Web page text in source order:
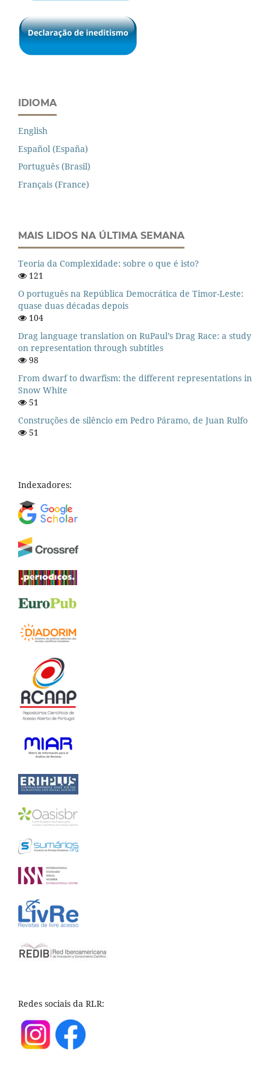
IDIOMA
English
Español (España)
Português (Brasil)
Français (France)
MAIS LIDOS NA ÚLTIMA SEMANA
Teoria da Complexidade: sobre o que é isto?
121
O português na República Democrática de Timor-Leste:
quase duas décadas depois
104
Drag language translation on RuPaul’s Drag Race: a study
on representation through subtitles
98
From dwarf to dwarfism: the different representations in
Snow White
51
Construções de silêncio em Pedro Páramo, de Juan Rulfo
51
Indexadores:
Redes sociais da RLR: